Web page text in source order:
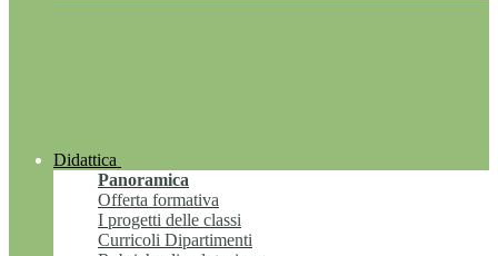
Didattica
Panoramica
Offerta formativa
I progetti delle classi
Curricoli Dipartimenti